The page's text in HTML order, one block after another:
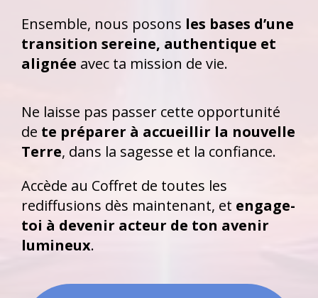
Ensemble, nous posons les bases d’une
transition sereine, authentique et
alignée avec ta mission de vie.
Ne laisse pas passer cette opportunité
de te préparer à accueillir la nouvelle
Terre, dans la sagesse et la confiance.
Accède au Coffret de toutes les
rediffusions dès maintenant, et engage-
toi à devenir acteur de ton avenir
lumineux.